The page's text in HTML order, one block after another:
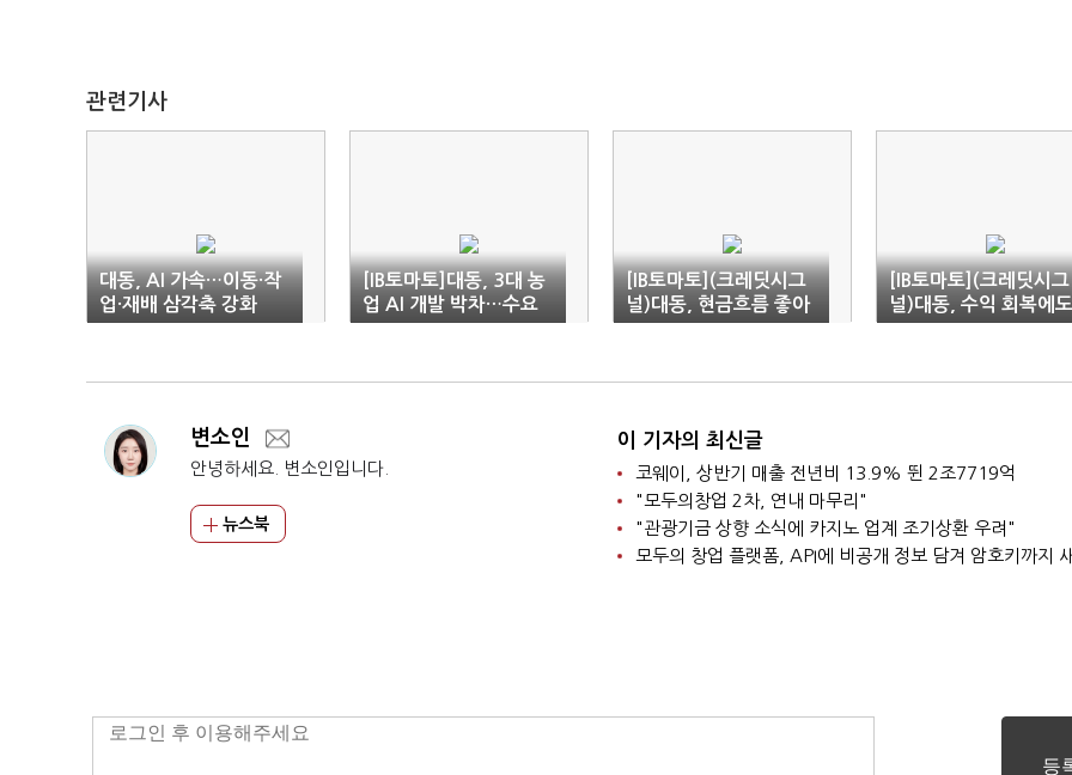
관련기사
대동, AI 가속…이동·작
업·재배 삼각축 강화
[IB토마토]대동, 3대 농
업 AI 개발 박차…수요
창출할까
[IB토마토](크레딧시그
널)대동, 현금흐름 좋아
졌지만…재무개선 시간
[IB토마토](크레딧시그
널)대동, 수익 회복에도
불안한 재무 구조
변소인
안녕하세요. 변소인입니다.
뉴스북
이 기자의 최신글
코웨이, 상반기 매출 전년비 13.9% 뛴 2조7719억
"모두의창업 2차, 연내 마무리"
"관광기금 상향 소식에 카지노 업계 조기상환 우려"
모두의 창업 플랫폼, API에 비공개 정보 담겨 암호키까지